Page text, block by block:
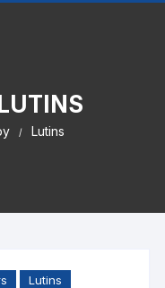
Lutins
Lutins